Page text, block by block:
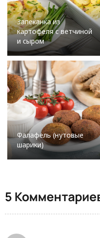
Запеканка из
картофеля с ветчиной
и сыром
Фалафель (нутовые
шарики)
5